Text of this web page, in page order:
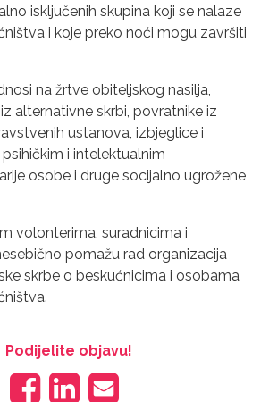
isključenih skupina koji se nalaze
i koje preko noći mogu završiti
na žrtve obiteljskog nasilja,
alternativne skrbi, povratnike iz
ustanova, izbjeglice i
i intelektualnim
osobe i druge socijalno ugrožene
volonterima, suradnicima i
pomažu rad organizacija
skrbe o beskućnicima i osobama
Podijelite objavu!